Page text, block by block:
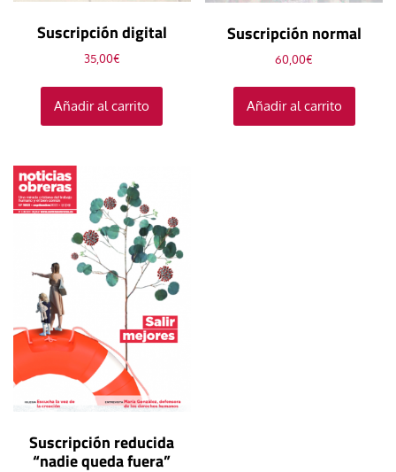
Suscripción digital
35,00€
Añadir al carrito
Suscripción normal
60,00€
Añadir al carrito
Suscripción reducida
“nadie queda fuera”